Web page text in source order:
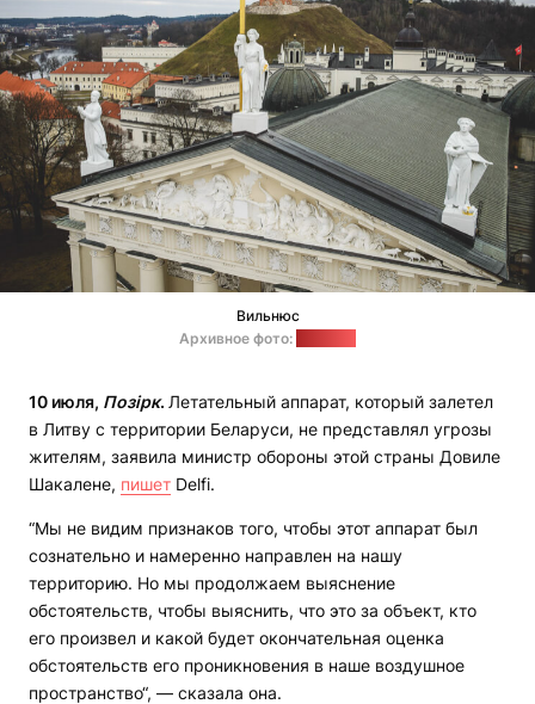
Вильнюс
Архивное фото:
10 июля, Позірк. Летательный аппарат, который залетел
в Литву с территории Беларуси, не представлял угрозы
жителям, заявила министр обороны этой страны Довиле
Шакалене, пишет Delfi.
“Мы не видим признаков того, чтобы этот аппарат был
сознательно и намеренно направлен на нашу
территорию. Но мы продолжаем выяснение
обстоятельств, чтобы выяснить, что это за объект, кто
его произвел и какой будет окончательная оценка
обстоятельств его проникновения в наше воздушное
пространство“, — сказала она.